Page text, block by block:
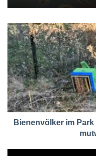
Bienenvölker im